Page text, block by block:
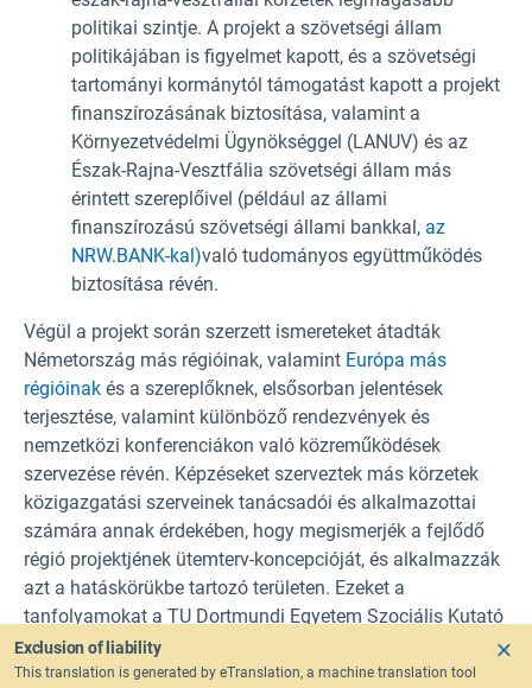
politikai szintje. A projekt a szövetségi állam
politikájában is figyelmet kapott, és a szövetségi
tartományi kormánytól támogatást kapott a projekt
finanszírozásának biztosítása, valamint a
Környezetvédelmi Ügynökséggel (LANUV) és az
Észak-Rajna-Vesztfália szövetségi állam más
érintett szereplőivel (például az állami
finanszírozású szövetségi állami bankkal, az
NRW.BANK-kal)való tudományos együttműködés
biztosítása révén.
Végül a projekt során szerzett ismereteket átadták
Németország más régióinak, valamint Európa más
régióinak és a szereplőknek, elsősorban jelentések
terjesztése, valamint különböző rendezvények és
nemzetközi konferenciákon való közreműködések
szervezése révén. Képzéseket szerveztek más körzetek
közigazgatási szerveinek tanácsadói és alkalmazottai
számára annak érdekében, hogy megismerjék a fejlődő
régió projektjének ütemterv-koncepcióját, és alkalmazzák
azt a hatáskörükbe tartozó területen. Ezeket a
tanfolyamokat a TU Dortmundi Egyetem Szociális Kutató
Központja, a difu és az Ellátási és Hulladékgazdálkodási
Ipari Oktatási Központ (Bildungszentrum für die Ver- und
Exclusion of liability
This translation is generated by eTranslation, a machine translation tool